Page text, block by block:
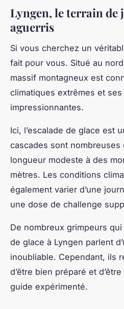
Lyngen, le terrain de
aguerris
Si vous cherchez un
fait pour vous. Situé au
massif montagneux est
climatiques extrêmes et
impressionnantes.
Ici, l’escalade de glace est
cascades sont nombreuses
longueur modeste à des
mètres. Les conditions
également varier d’une
une dose de challenge
De nombreux grimpeurs qui
de glace à Lyngen parlent
inoubliable. Cependant, ils
d’être bien préparé et
guide expérimenté.